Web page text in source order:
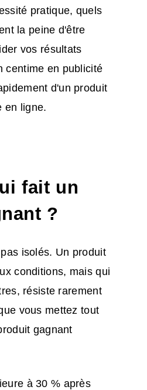
pratique, quels
la peine d'être
vos résultats
centime en publicité
d'un produit
en ligne.
fait un
?
isolés. Un produit
conditions, mais qui
résiste rarement
vous mettez tout
gagnant
à 30 % après